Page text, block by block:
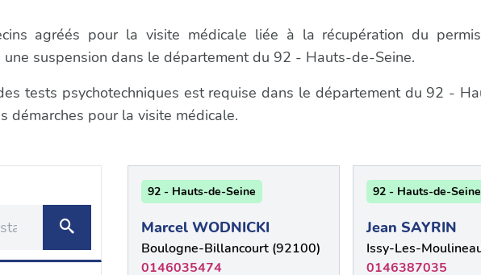
agréés pour la visite médicale liée à la récupération du
suspension dans le département du 92 - Hauts-de-Seine.
tests psychotechniques est requise dans le département du 92 -
démarches pour la visite médicale.
92 - Hauts-de-Seine
Marcel WODNICKI
Boulogne-Billancourt (92100)
0146035474
92 - Hauts-de-Seine
Jean SAYRIN
Issy-Les-
0146387035